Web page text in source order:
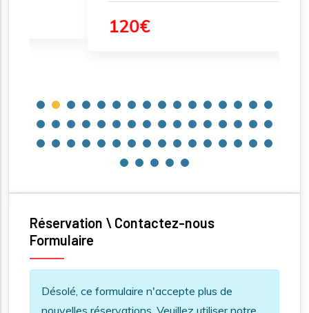
Réservation \ Contactez-nous
Formulaire
Information message
Désolé, ce formulaire n'accepte plus de
nouvelles réservations. Veuillez utiliser notre